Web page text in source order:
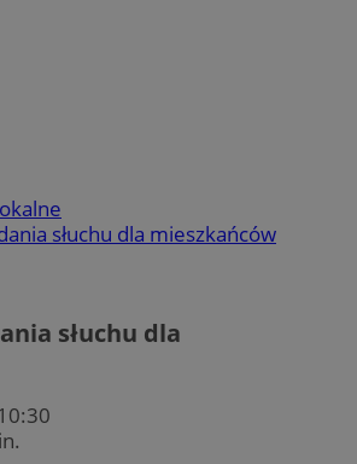
słuchu dla mieszkańców
słuchu dla